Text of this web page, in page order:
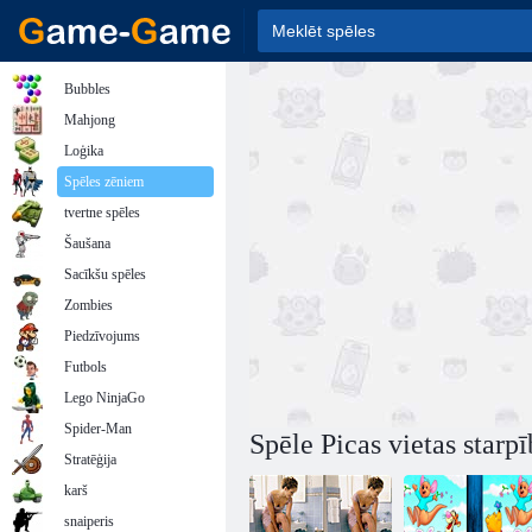
Spēle Picas vietas
Bubbles
Mahjong
Loģika
Spēles zēniem
tvertne spēles
Šaušana
Sacīkšu spēles
Zombies
Piedzīvojums
Futbols
Lego NinjaGo
Spider-Man
Stratēģija
karš
snaiperis